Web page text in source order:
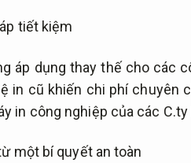
tiết kiệm
áp dụng thay thế cho các
in cũ khiến chi phí chuyên
in công nghiệp của các C.ty
một bí quyết an toàn